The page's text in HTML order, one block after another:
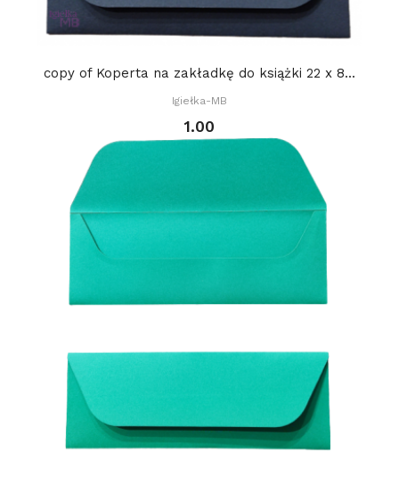
copy of Koperta na zakładkę do książki 22 x 8...
Igiełka-MB
1.00